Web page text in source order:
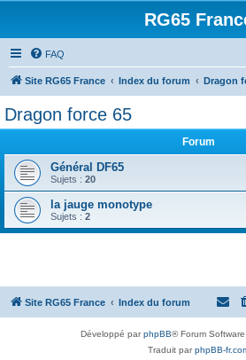
RG65
FAQ
Site RG65 France Index du forum Dragon
Dragon force 65
Forum
Général DF65
Sujets : 20
la jauge monotype
Sujets : 2
Site RG65 France Index du forum
Développé parphpBB® Forum
Traduit parphpBB-